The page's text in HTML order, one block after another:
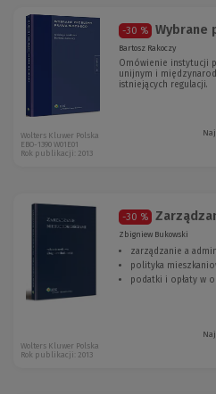
-30 % Wybrane
Bartosz Rakoczy
Omówienie instytucji
unijnym i
istniejących regulacji.
Wolters Kluwer Polska
EBO-1390 W01E01
Rok publikacji: 2013
-30 %
Zbigniew Bukowski
zarządzanie a
polityka
podatki i opłaty w
Wolters Kluwer Polska
Rok publikacji: 2013